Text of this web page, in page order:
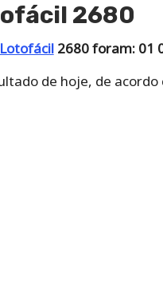
2680
Lotofácil2680 foram: 01
de hoje, de acordo